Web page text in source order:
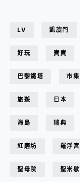
LV 凱旋門
好玩 寶寶
巴黎鐵塔 市集
旅遊 日本
海島 瑞典
紅磨坊 羅浮宮
聖母院 聖米